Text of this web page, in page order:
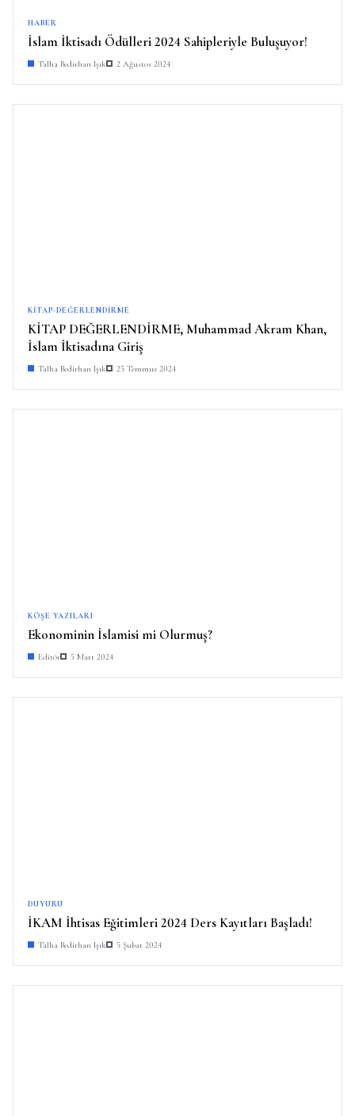
HABER
İslam İktisadı Ödülleri 2024 Sahipleriyle Buluşuyor!
Talha Bedirhan Işık 2 Ağustos 2024
KITAP-DEĞERLENDIRME
KİTAP DEĞERLENDİRME, Muhammad Akram Khan,
İslam İktisadına Giriş
Talha Bedirhan Işık 25 Temmuz 2024
KÖŞE YAZILARI
Ekonominin İslamisi mi Olurmuş?
Editör 5 Mart 2024
DUYURU
İKAM İhtisas Eğitimleri 2024 Ders Kayıtları Başladı!
Talha Bedirhan Işık 5 Şubat 2024